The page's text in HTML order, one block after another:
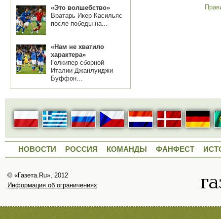
«Это волшебство»
Вратарь Икер Касильяс
после победы на...
«Нам не хватило
характера»
Голкипер сборной
Италии Джанлуиджи
Буффон...
НОВОСТИ РОССИЯ КОМАНДЫ ФАНФЕСТ
© «Газета.Ru», 2012
Информация об ограничениях